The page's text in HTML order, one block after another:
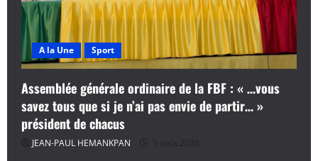
A la Une Sport
Assemblée générale ordinaire de la FBF : « …vous
savez tous que si je n’ai pas envie de partir… »
président de chacus
JEAN-PAUL HEMANKPAN 5 août 2026